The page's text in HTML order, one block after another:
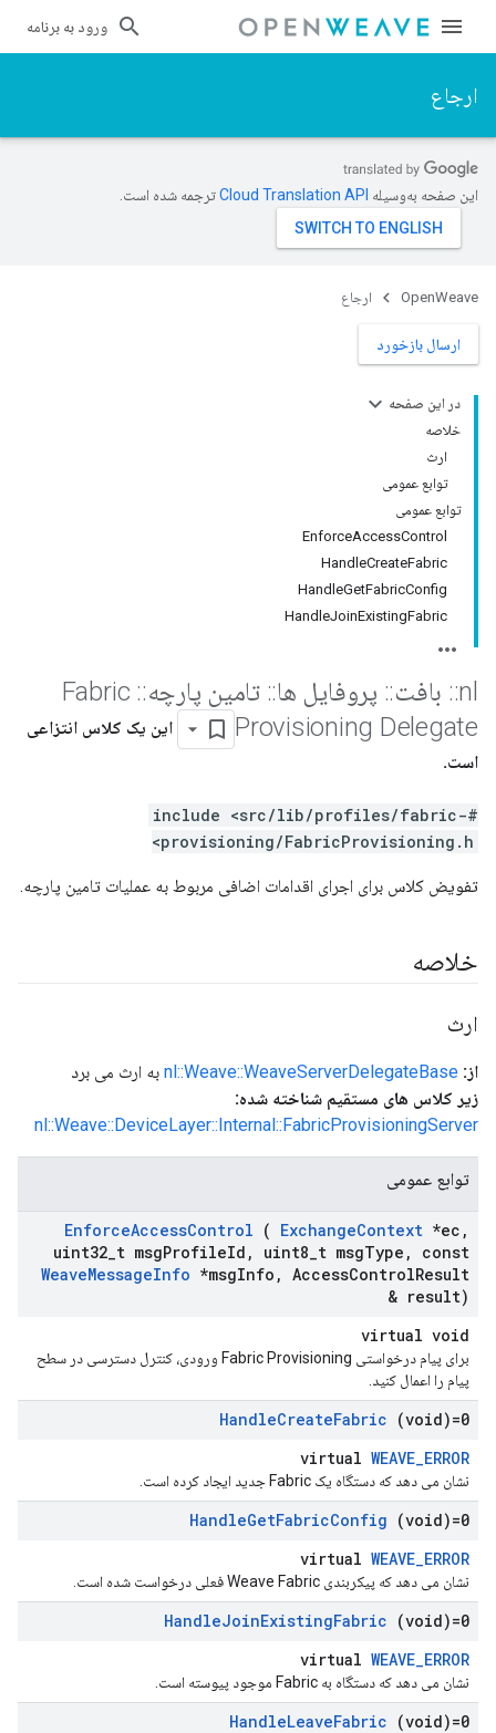
ورود به برنامه
ارجاع
این صفحه به‌وسیله ترجمه شده است.
OpenWeave ارجاع
ارسال بازخورد
در این صفحه
خلاصه
ارث
توابع عمومی
توابع عمومی
EnforceAccessControl
HandleCreateFabric
HandleGetFabricConfig
HandleJoinExistingFabric
nl
:: بافت:: پروفایل ها:: تامین پارچه::
Provisioning Delegate
این یک کلاس انتزاعی
است.
#include <src/lib/profiles/fabric-
provisioning/FabricProvisioning.h>
تفویض کلاس برای اجرای اقدامات اضافی مربوط به عملیات تامین پارچه.
خلاصه
ارث
از: nl::Weave::WeaveServerDelegateBase به ارث می برد
زیر کلاس های مستقیم شناخته شده:
nl::Weave::DeviceLayer::Internal::FabricProvisioningServer
توابع عمومی
EnforceAccessControl ( ExchangeContext *ec ,
uint32 t msgProfileId , uint8 t msgType ,
const
WeaveMessageInfo *msgInfo , AccessControlResult
& result)
virtual void
برای پیام درخواستی Fabric Provisioning ورودی، کنترل دسترسی در سطح
پیام را اعمال کنید.
HandleCreateFabric (void)=0
virtual WEAVE_ERROR
نشان می دهد که دستگاه یک Fabric جدید ایجاد کرده است.
HandleGetFabricConfig (void)=0
virtual WEAVE_ERROR
نشان می دهد که پیکربندی Weave Fabric فعلی درخواست شده است.
HandleJoinExistingFabric (void)=0
virtual WEAVE_ERROR
نشان می دهد که دستگاه به Fabric موجود پیوسته است.
HandleLeaveFabric (void)=0